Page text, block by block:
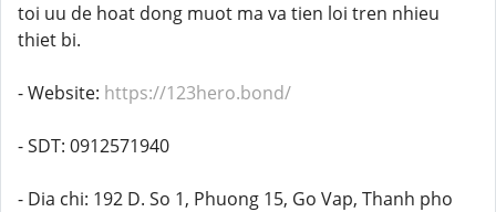
toi uu de hoat dong muot ma va tien loi tren nhieu
thiet bi.
- Website: https://123hero.bond/
- SDT: 0912571940
- Dia chi: 192 D. So 1, Phuong 15, Go Vap, Thanh pho